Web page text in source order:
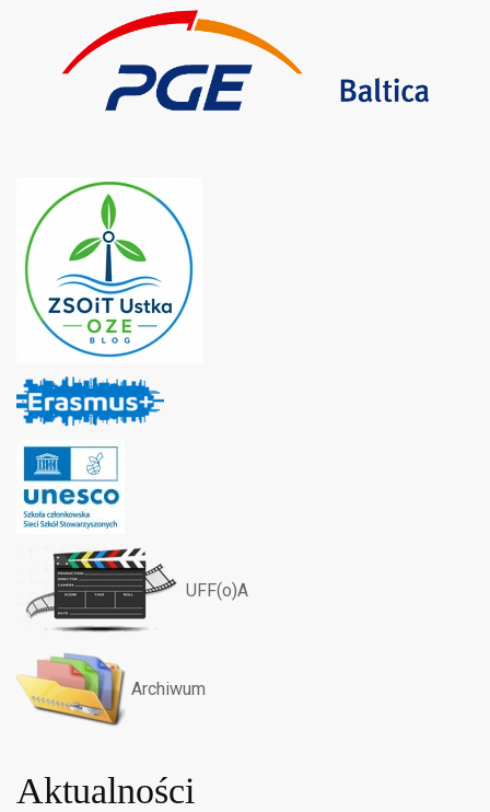
UFF(o)A
Archiwum
Aktualności